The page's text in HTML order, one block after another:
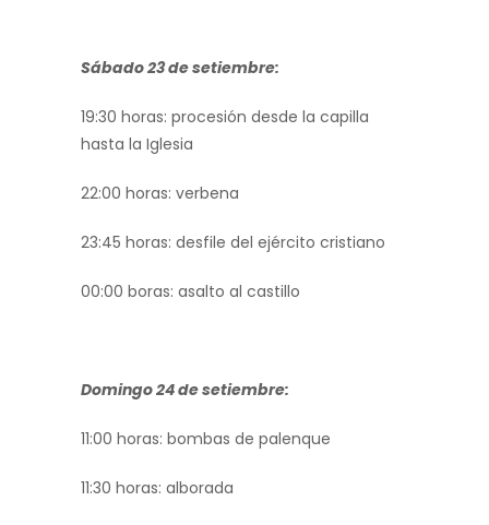
Sábado 23 de setiembre:
19:30 horas: procesión desde la capilla
hasta la Iglesia
22:00 horas: verbena
23:45 horas: desfile del ejército cristiano
00:00 boras: asalto al castillo
Domingo 24 de setiembre:
11:00 horas: bombas de palenque
11:30 horas: alborada